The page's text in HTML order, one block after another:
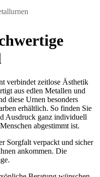
verbindet zeitlose Ästhetik
aus edlen Metallen und
diese Urnen besonders
erhältlich. So finden Sie
Ausdruck ganz individuell
abgestimmt ist.
Sorgfalt verpackt und sicher
ankommen. Die